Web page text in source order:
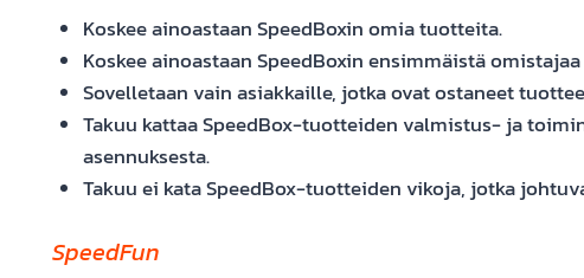
Koskee ainoastaan SpeedBoxin omia tuotteita.
Koskee ainoastaan SpeedBoxin ensimmäistä omistajaa
Sovelletaan vain asiakkaille, jotka ovat ostaneet
Takuu kattaa SpeedBox-tuotteiden valmistus- ja
asennuksesta.
Takuu ei kata SpeedBox-tuotteiden vikoja, jotka
SpeedFun